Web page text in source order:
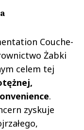
Couche-
Żabki
celem tej
.
zyskuje